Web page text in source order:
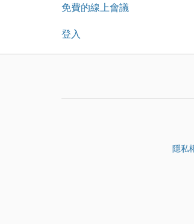
免費的線上會議
登入
隱私